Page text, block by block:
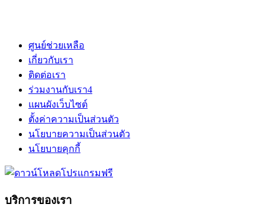
ศูนย์ช่วยเหลือ
เกี่ยวกับเรา
ติดต่อเรา
ร่วมงานกับเรา4
แผนผังเว็บไซต์
ตั้งค่าความเป็นส่วนตัว
นโยบายความเป็นส่วนตัว
นโยบายคุกกี้
บริการของเรา